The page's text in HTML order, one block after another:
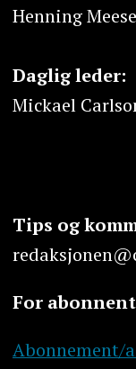
Henning Meese
Daglig leder:
Mickael
Tips og
For
Abonnement/